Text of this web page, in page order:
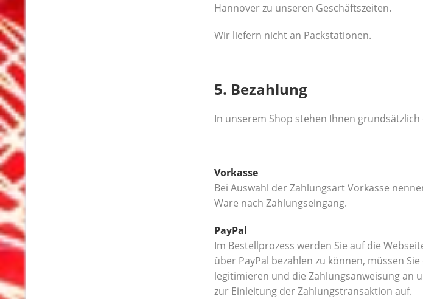
Hannover zu unseren Geschäftszeiten.
Wir liefern nicht an Packstationen.
5. Bezahlung
In unserem Shop stehen Ihnen
Vorkasse
Bei Auswahl der Zahlungsart Vorkasse
Ware nach Zahlungseingang.
PayPal
Im Bestellprozess werden Sie auf die
über PayPal bezahlen zu können, müssen
legitimieren und die Zahlungsanweisung an
zur Einleitung der Zahlungstransaktion auf.